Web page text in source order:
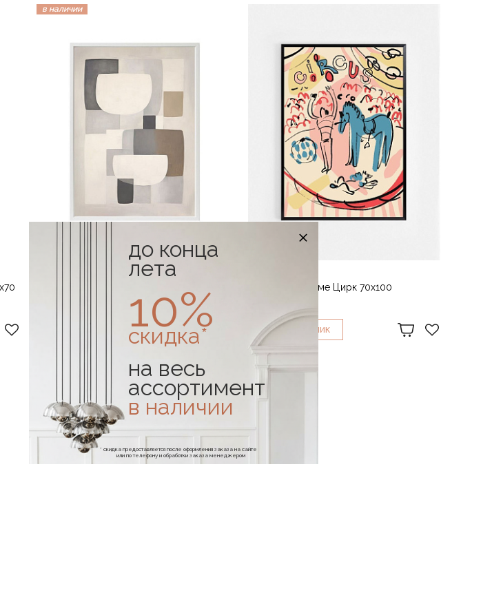
в наличии
Арт-принт в раме Цирк 70x100
КУПИТЬ В КЛИК
до конца
лета
10%
скидка*
на весь
ассортимент
в наличии
* скидка предоставляется после оформления заказа на сайте
или по телефону и обработки заказа менеджером